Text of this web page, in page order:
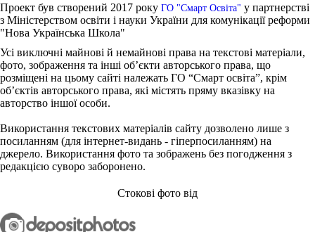
Проект був створений 2017 року ГО "Смарт Освіта" у партнерстві
з Міністерством освіти і науки України для комунікації реформи
"Нова Українська Школа"
Усі виключні майнові й немайнові права на текстові матеріали,
фото, зображення та інші об’єкти авторського права, що
розміщені на цьому сайті належать ГО “Смарт освіта”, крім
об’єктів авторського права, які містять пряму вказівку на
авторство іншої особи.
Використання текстових матеріалів сайту дозволено лише з
посиланням (для інтернет-видань - гіперпосиланням) на
джерело. Використання фото та зображень без погодження з
редакцією суворо заборонено.
Стокові фото від